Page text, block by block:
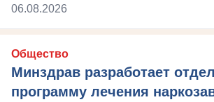
06.08.2026
Общество
Минздрав разработает
программу лечения